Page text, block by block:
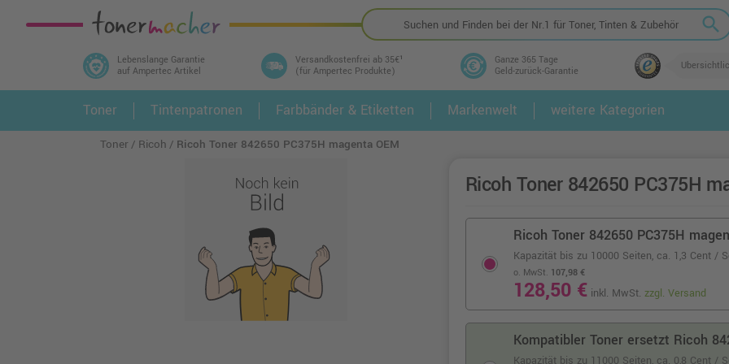
search
Lebenslange Garantie
auf Ampertec Artikel
Versandkostenfrei ab 35€¹
(für Ampertec Produkte)
Ganze 365 Tage
Geld-zurück-Garantie
In 3 einfachen Schritten ihr Druckermodell
und alle dazu passenden Artikel finden ➤ 1. 2.
Toner Tintenpatronen Farbbänder & Etiketten Markenwelt weitere Kategorien
Toner Ricoh Ricoh Toner 842650 PC375H magenta OEM
Ricoh Toner 842650 PC375H
Ricoh Toner 842650 PC375H
Kapazität bis zu 10000 Seiten, ca. 1,3 Cent /
o. MwSt. 107,98 €
128,50 € inkl. MwSt. zzgl. Versand
Kompatibler Toner ersetzt Ricoh
Kapazität bis zu 11000 Seiten, ca. 0,8 Cent /